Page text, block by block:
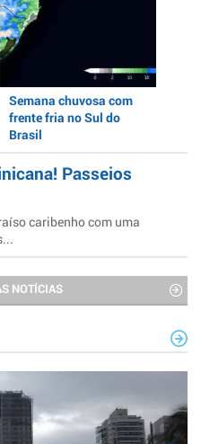
Semana chuvosa com
frente fria no Sul do
Brasil
Passeios
caribenho com uma
NOTÍCIAS